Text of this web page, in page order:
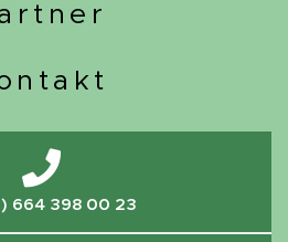
664 398 00 23